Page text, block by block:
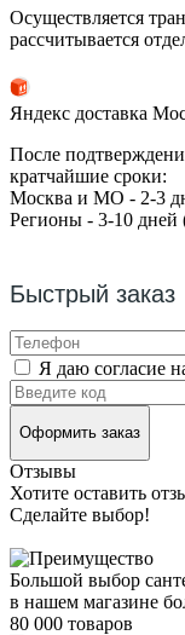
Осуществляется
рассчитывается
Яндекс доставка
После
кратчайшие сроки:
Москва и МО - 2-3
Регионы - 3-10 дней
Быстрый заказ
Я даю согласие
Оформить заказ
Отзывы
Хотите оставить
Сделайте выбор!
Большой выбор
в нашем магазине
80 000 товаров